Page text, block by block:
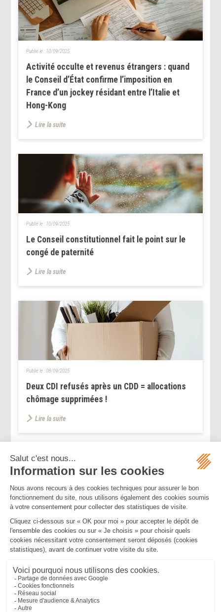
Activité occulte et revenus étrangers : quand
le Conseil d’État confirme l’imposition en
France d’un jockey résidant entre l’Italie et
Hong-Kong
Publié le : 10/09/2025
Lire la suite
Le Conseil constitutionnel fait le point sur le
congé de paternité
Publié le : 10/09/2025
Lire la suite
Deux CDI refusés après un CDD = allocations
chômage supprimées !
Publié le :08/09/2025
Lire la suite
<< < ...
>>
Mentions légalesPolitique de confidentialitéPolitique de cookies
Plan du site
MBA ET ASSOCIÉS
235 Rue Helene Boucher, 34170 CASTELNAU LE LEZ
Bureau secondaire à Cannes